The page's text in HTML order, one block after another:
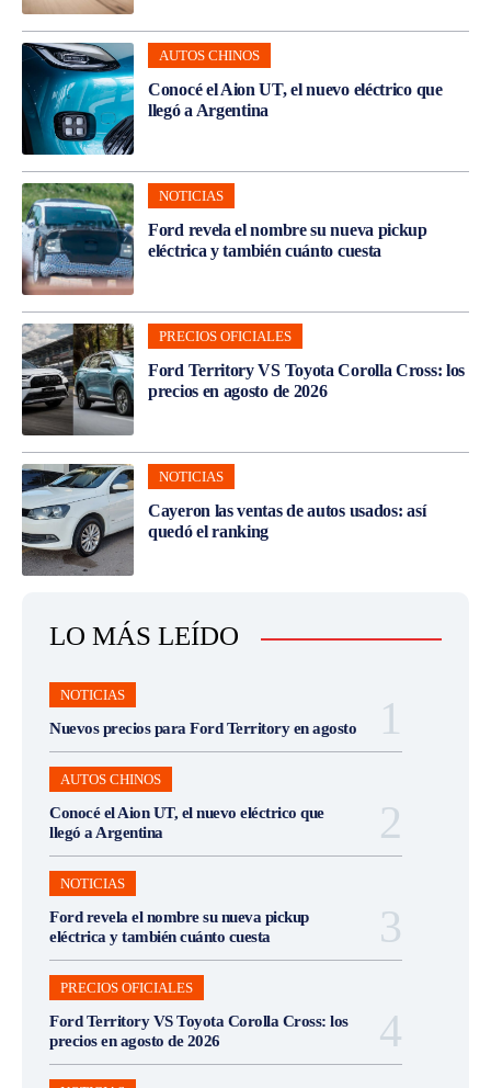
AUTOS CHINOS
Conocé el Aion UT, el nuevo eléctrico que
llegó a Argentina
NOTICIAS
Ford revela el nombre su nueva pickup
eléctrica y también cuánto cuesta
PRECIOS OFICIALES
Ford Territory VS Toyota Corolla Cross: los
precios en agosto de 2026
NOTICIAS
Cayeron las ventas de autos usados: así
quedó el ranking
LO MÁS LEÍDO
NOTICIAS
Nuevos precios para Ford Territory en agosto
AUTOS CHINOS
Conocé el Aion UT, el nuevo eléctrico que
llegó a Argentina
NOTICIAS
Ford revela el nombre su nueva pickup
eléctrica y también cuánto cuesta
PRECIOS OFICIALES
Ford Territory VS Toyota Corolla Cross: los
precios en agosto de 2026